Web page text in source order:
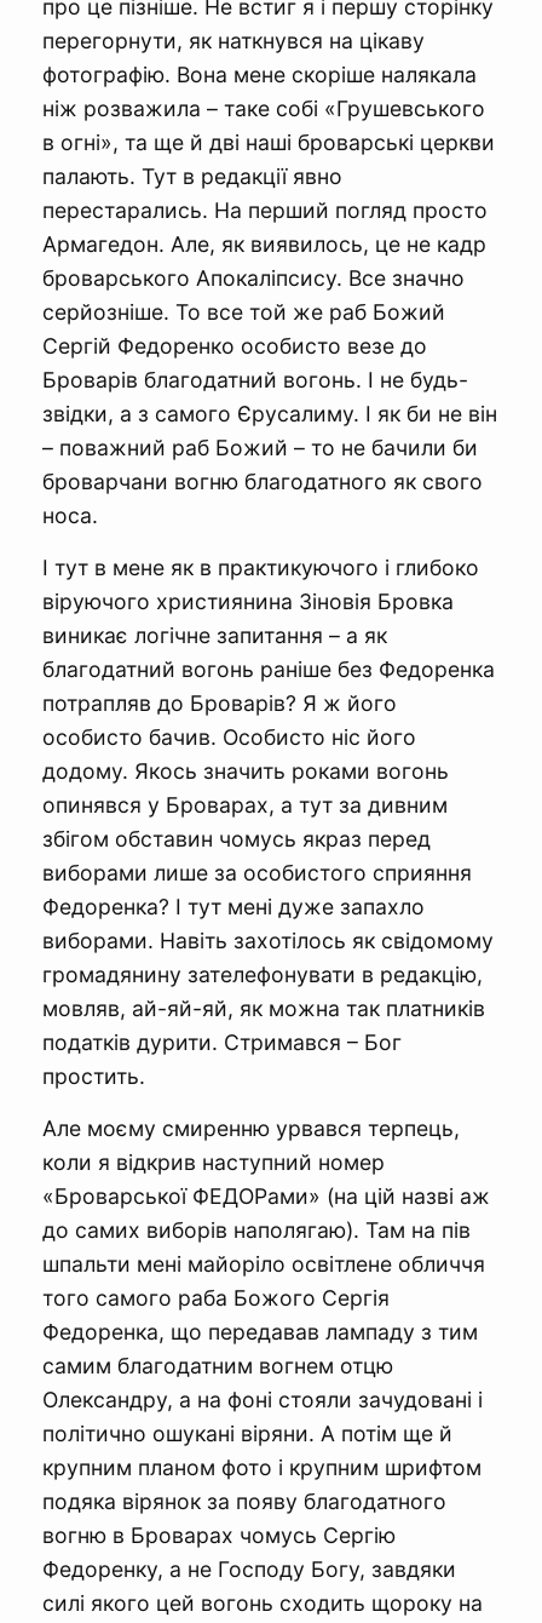
про це пізніше. Не встиг я і першу сторінку
перегорнути, як наткнувся на цікаву
фотографію. Вона мене скоріше налякала
ніж розважила – таке собі «Грушевського
в огні», та ще й дві наші броварські церкви
палають. Тут в редакції явно
перестарались. На перший погляд просто
Армагедон. Але, як виявилось, це не кадр
броварського Апокаліпсису. Все значно
серйозніше. То все той же раб Божий
Сергій Федоренко особисто везе до
Броварів благодатний вогонь. І не будь-
звідки, а з самого Єрусалиму. І як би не він
– поважний раб Божий – то не бачили би
броварчани вогню благодатного як свого
носа.
І тут в мене як в практикуючого і глибоко
віруючого християнина Зіновія Бровка
виникає логічне запитання – а як
благодатний вогонь раніше без Федоренка
потрапляв до Броварів? Я ж його
особисто бачив. Особисто ніс його
додому. Якось значить роками вогонь
опинявся у Броварах, а тут за дивним
збігом обставин чомусь якраз перед
виборами лише за особистого сприяння
Федоренка? І тут мені дуже запахло
виборами. Навіть захотілось як свідомому
громадянину зателефонувати в редакцію,
мовляв, ай-яй-яй, як можна так платників
податків дурити. Стримався – Бог
простить.
Але моєму смиренню урвався терпець,
коли я відкрив наступний номер
«Броварської ФЕДОРами» (на цій назві аж
до самих виборів наполягаю). Там на пів
шпальти мені майоріло освітлене обличчя
того самого раба Божого Сергія
Федоренка, що передавав лампаду з тим
самим благодатним вогнем отцю
Олександру, а на фоні стояли зачудовані і
політично ошукані віряни. А потім ще й
крупним планом фото і крупним шрифтом
подяка вірянок за появу благодатного
вогню в Броварах чомусь Сергію
Федоренку, а не Господу Богу, завдяки
силі якого цей вогонь сходить щороку на